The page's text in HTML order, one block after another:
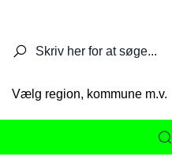
Vælg region, kommune m.v.